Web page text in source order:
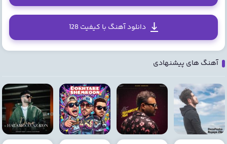
دانلود آهنگ با کیفیت 128
آهنگ های پیشنهادی